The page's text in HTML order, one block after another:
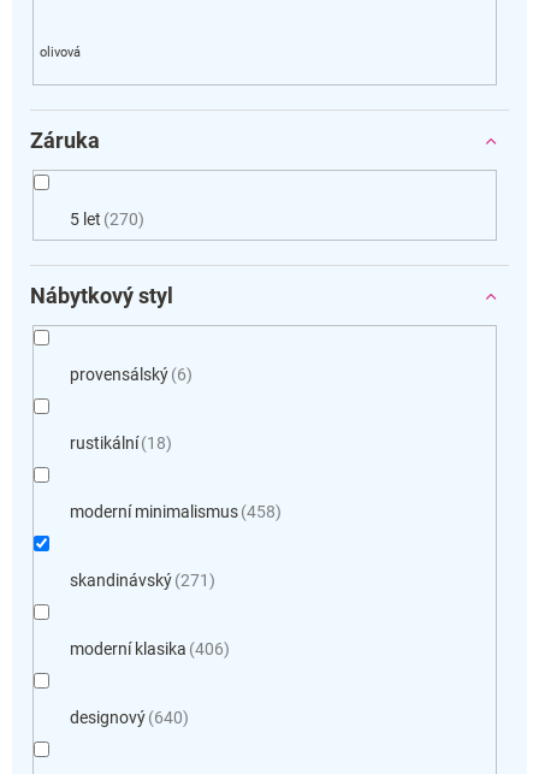
Záruka
5 let 270
Nábytkový styl
provensálský 6
rustikální 18
moderní minimalismus 458
skandinávský 271
moderní klasika 406
designový 640